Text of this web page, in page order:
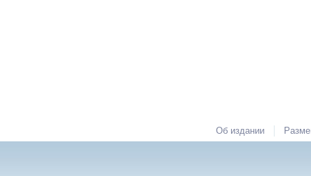
Об издании |